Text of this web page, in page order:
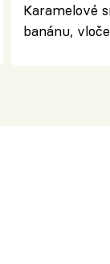
Karamelové
banánu,